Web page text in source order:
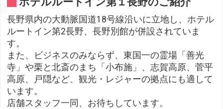
長野県内の大動脈国道18号線沿いに立地し、ホテル
ルートイン第2長野、長野別館が併設されていま
す。
また、ビジネスのみならず、東国一の霊場「善光
寺」や栗と北斎のまち「小布施」、志賀高原、菅平
高原、戸隠など、観光・レジャーの拠点にも適して
います。
店舗スタッフ一同、お待ちしています。